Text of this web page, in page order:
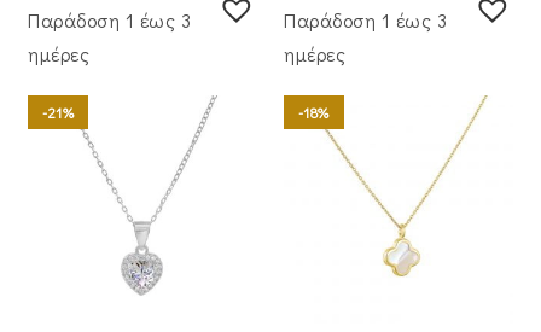
Παράδoση 1 έως 3
ημέρες
-21%
Παράδoση 1 έως 3
ημέρες
-18%